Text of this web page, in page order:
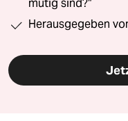
mutig sind?“
Herausgegeben